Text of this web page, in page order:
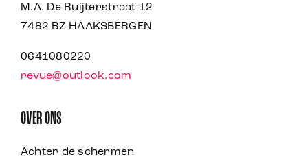
M.A. De Ruijterstraat 12
7482 BZ HAAKSBERGEN
0641080220
revue@outlook.com
OVER ONS
Achter de schermen